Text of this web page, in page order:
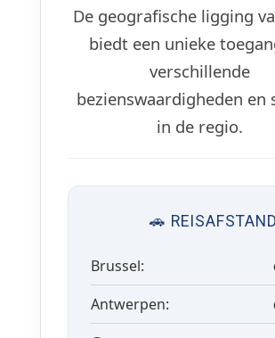
De geografische ligging
biedt een unieke
verschillende
bezienswaardigheden en
in de regio.
🚗
Brussel:
Antwerpen: